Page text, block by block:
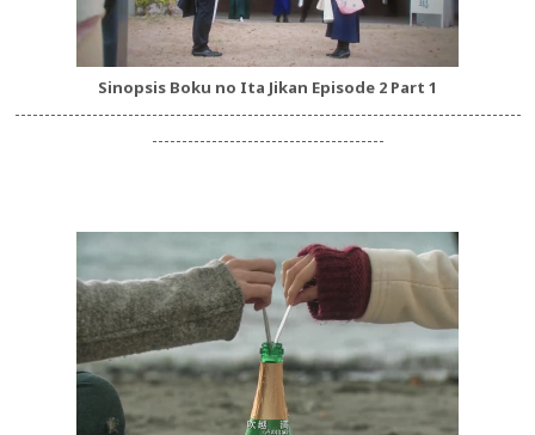
Sinopsis Boku no Ita Jikan Episode 2 Part 1
-------------------------------------------------------------------------------------
---------------------------------------